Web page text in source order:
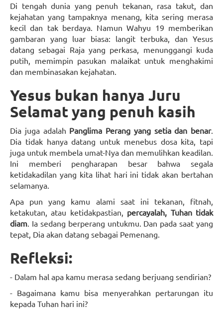
Di tengah dunia yang penuh tekanan, rasa takut, dan
kejahatan yang tampaknya menang, kita sering merasa
kecil dan tak berdaya. Namun Wahyu 19 memberikan
gambaran yang luar biasa: langit terbuka, dan Yesus
datang sebagai Raja yang perkasa, menunggangi kuda
putih, memimpin pasukan malaikat untuk menghakimi
dan membinasakan kejahatan.
Yesus bukan hanya Juru
Selamat yang penuh kasih
Dia juga adalah Panglima Perang yang setia dan benar.
Dia tidak hanya datang untuk menebus dosa kita, tapi
juga untuk membela umat-Nya dan memulihkan keadilan.
Ini memberi pengharapan besar bahwa segala
ketidakadilan yang kita lihat hari ini tidak akan bertahan
selamanya.
Apa pun yang kamu alami saat ini tekanan, fitnah,
ketakutan, atau ketidakpastian, percayalah, Tuhan tidak
diam. Ia sedang berperang untukmu. Dan pada saat yang
tepat, Dia akan datang sebagai Pemenang.
Refleksi:
- Dalam hal apa kamu merasa sedang berjuang sendirian?
- Bagaimana kamu bisa menyerahkan pertarungan itu
kepada Tuhan hari ini?